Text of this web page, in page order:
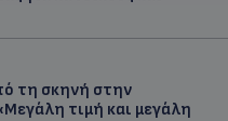
τη σκηνή στην
τιμή και μεγάλη